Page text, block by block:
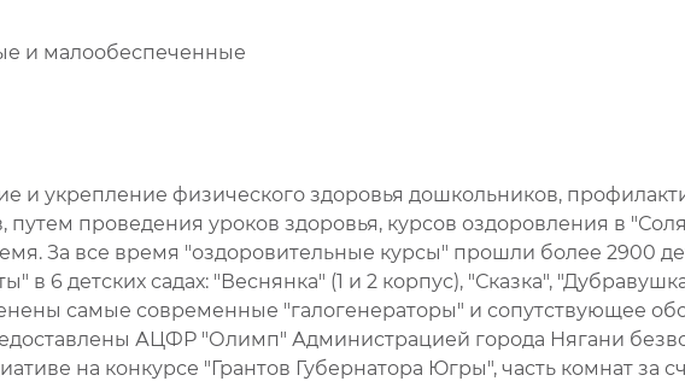
и малообеспеченные
и укрепление физического здоровья дошкольников,
проведения уроков здоровья, курсов оздоровления в
За все время "оздоровительные курсы" прошли более 2900
6 детских садах: "Веснянка" (1 и 2 корпус), "Сказка",
самые современные "галогенераторы" и сопутствующее
АЦФР "Олимп" Администрацией города Нягани
на конкурсе "Грантов Губернатора Югры", часть комнат за